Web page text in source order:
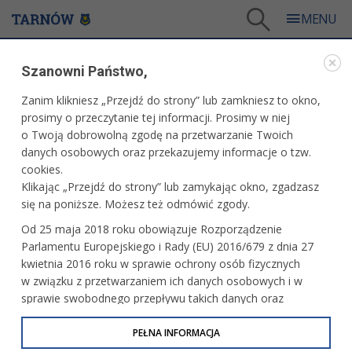
„Fotografia Aktu” Andrzeja Protasiuka
WARTO PRZECZYTAĆ
„FOTOGRAFIA AKTU” ANDRZEJA PROTASIUKA
04.11.2025, 09:32 Redakcja tarnow.pl
Od najbliższej soboty, 8 listopada w Galerii Tarnowskiego
Centrum Kultury (Rynek 5) oglądać będzie można wystawę
Andrzeja Protasiuka „Fotografia Aktu”. Wernisaż, połączony
z prowadzonym przez Tomasza Sobczaka spotkaniem
z autorem, odbędzie się w piątek, 7 listopada o godz. 18.
Szanowni Państwo,
Zanim klikniesz „Przejdź do strony” lub zamkniesz to okno,
prosimy o przeczytanie tej informacji. Prosimy w niej
o Twoją dobrowolną zgodę na przetwarzanie Twoich
danych osobowych oraz przekazujemy informacje o tzw.
cookies.
Klikając „Przejdź do strony” lub zamykając okno, zgadzasz
się na poniższe. Możesz też odmówić zgody.
Od 25 maja 2018 roku obowiązuje Rozporządzenie
Parlamentu Europejskiego i Rady (EU) 2016/679 z dnia 27
kwietnia 2016 roku w sprawie ochrony osób fizycznych
w związku z przetwarzaniem ich danych osobowych i w
sprawie swobodnego przepływu takich danych oraz
uchylenia dyrektywy 95/46/WE (określane jako RODO, GDPR
lub Ogólne Rozporządzenie o Ochronie Danych
PEŁNA INFORMACJA